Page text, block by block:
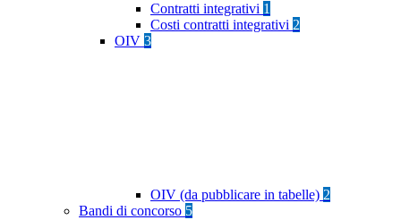
Contratti integrativi 1
Costi contratti integrativi 2
OIV 3
OIV (da pubblicare in tabelle) 2
Bandi di concorso 5